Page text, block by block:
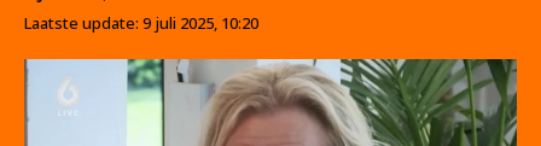
Laatste update: 9 juli 2025, 10:20